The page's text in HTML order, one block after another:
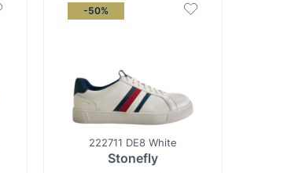
-50%
222711 DE8 White
Stonefly